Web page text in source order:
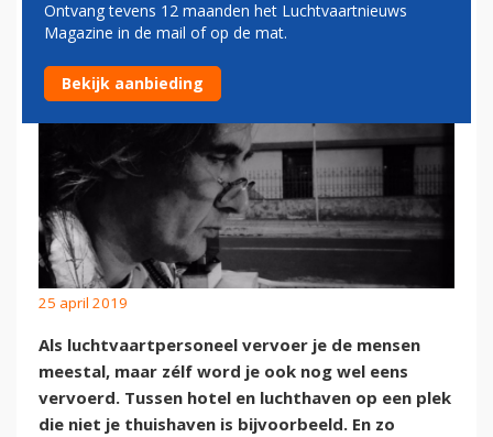
25 april 2019
Als luchtvaartpersoneel vervoer je de mensen
meestal, maar zélf word je ook nog wel eens
vervoerd. Tussen hotel en luchthaven op een plek
die niet je thuishaven is bijvoorbeeld. En zo
Ontvang tevens 12 maanden het Luchtvaartnieuws
Magazine in de mail of op de mat.
Bekijk aanbieding